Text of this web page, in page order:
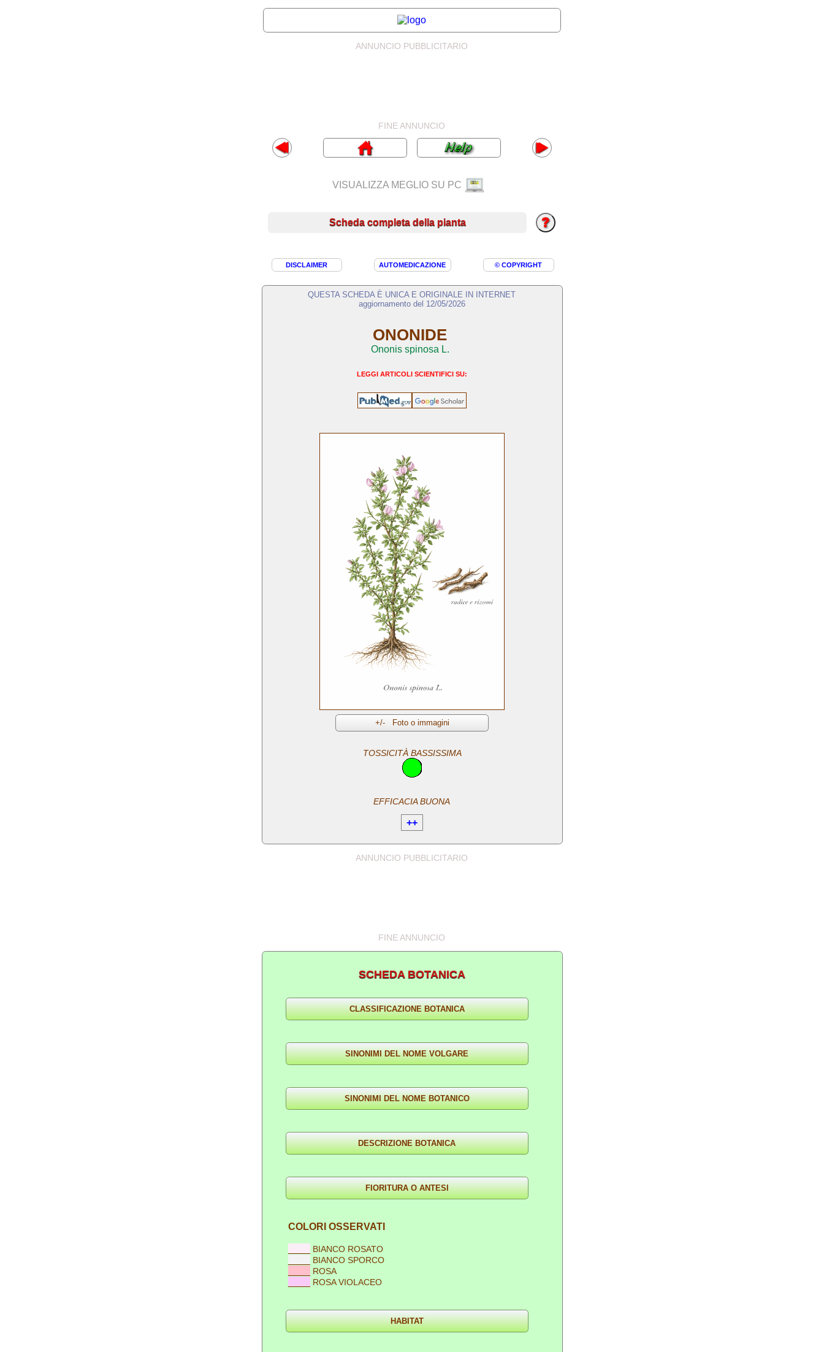
ANNUNCIO PUBBLICITARIO
FINE ANNUNCIO
VISUALIZZA MEGLIO SU PC
Scheda completa della pianta
DISCLAIMER AUTOMEDICAZIONE © COPYRIGHT
QUESTA SCHEDA È UNICA E ORIGINALE IN INTERNET
aggiornamento del 12/05/2026
ONONIDE
Ononis spinosa L.
LEGGI ARTICOLI SCIENTIFICI SU:
TOSSICITÀ BASSISSIMA
EFFICACIA BUONA
++
ANNUNCIO PUBBLICITARIO
FINE ANNUNCIO
SCHEDA BOTANICA
COLORI OSSERVATI
BIANCO ROSATO
BIANCO SPORCO
ROSA
ROSA VIOLACEO